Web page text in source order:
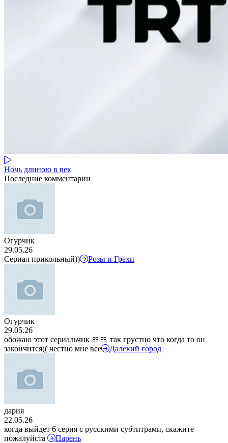
Ночь длиною в век
Последние комментарии
Огурчик
29.05.26
Сериал прикольный))
Розы и Грехи
Огурчик
29.05.26
обожаю этот сериальчик 🎀🎀 так грустно что когда то он
закончится(( честно мне все
Далекий город
дария
22.05.26
когда выйдет 6 серия с русскими субтитрами, скажите
пожалуйста
Парень